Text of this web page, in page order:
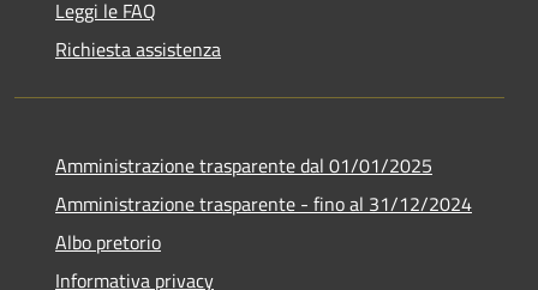
Leggi le FAQ
Richiesta assistenza
Amministrazione trasparente dal 01/01/2025
Amministrazione trasparente - fino al 31/12/2024
Albo pretorio
Informativa privacy